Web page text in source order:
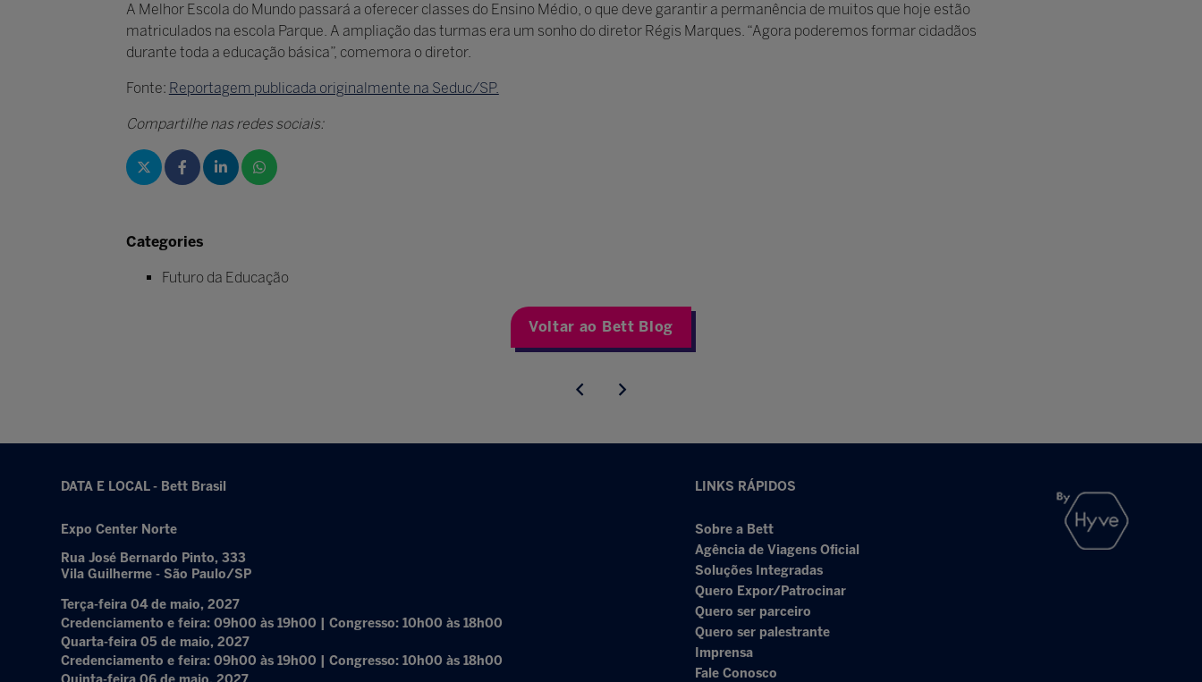
A Melhor Escola do Mundo passará a oferecer classes do Ensino Médio, o que deve garantir a permanência de muitos que hoje estão
matriculados na escola Parque. A ampliação das turmas era um sonho do diretor Régis Marques. “Agora poderemos formar cidadãos
durante toda a educação básica”, comemora o diretor.
Fonte: Reportagem publicada originalmente na Seduc/SP.
Compartilhe nas redes sociais:
Categories
Futuro da Educação
Voltar ao Bett Blog
DATA E LOCAL - Bett Brasil
Expo Center Norte
Rua José Bernardo Pinto, 333
Vila Guilherme - São Paulo/SP
Terça-feira 04 de maio, 2027
Credenciamento e feira: 09h00 às 19h00 | Congresso: 10h00 às 18h00
Quarta-feira 05 de maio, 2027
Credenciamento e feira: 09h00 às 19h00 | Congresso: 10h00 às 18h00
LINKS RÁPIDOS
Sobre a Bett
Agência de Viagens Oficial
Soluções Integradas
Quero Expor/Patrocinar
Quero ser parceiro
Quero ser palestrante
Imprensa
Fale Conosco